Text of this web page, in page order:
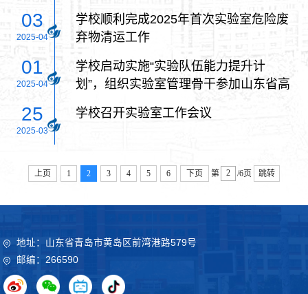
实验室与设备管理处党支部联合开展廉
政教育活动
03
2025-04
学校顺利完成2025年首次实验室危险废
弃物清运工作
01
2025-04
学校启动实施“实验队伍能力提升计
划”，组织实验室管理骨干参加山东省高
25
2025-03
学校召开实验室工作会议
上页 1 2 3 4 5 6 下页 第 /6页 跳转
地址：山东省青岛市黄岛区前湾港路579号
邮编：266590